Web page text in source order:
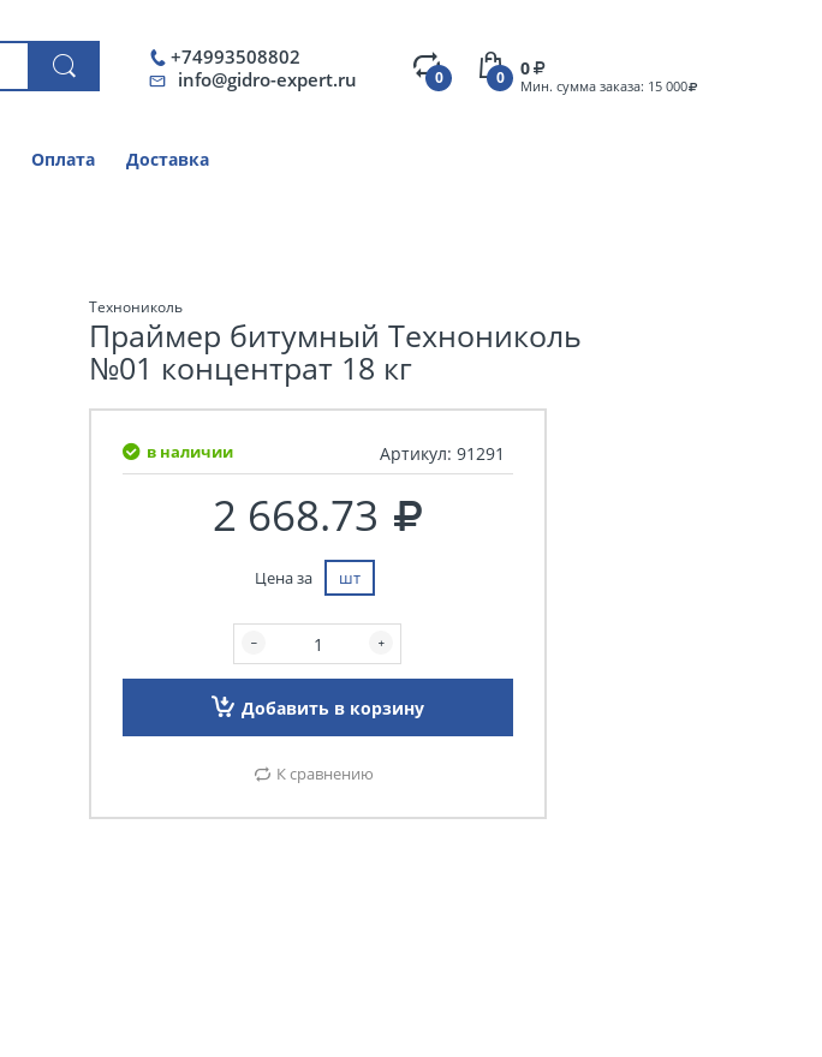
+74993508802
info@gidro-expert.ru
0 0 0
Мин. сумма заказа: 15 000
Оплата Доставка
Технониколь
Праймер битумный Технониколь
№01 концентрат 18 кг
в наличии Артикул: 91291
2 668.73
Цена за шт
Добавить в корзину
К сравнению